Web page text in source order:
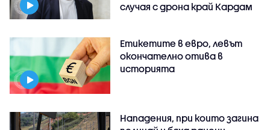
случая с дрона край Кардам
Етикетите в евро, левът
окончателно отива в
историята
Нападения, при които загина